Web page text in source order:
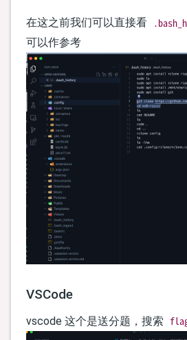
        })
      })
if (a.
'no'
      }
else {
log 'ok',
        process.
exit ()
      }
    })
  })
在这之前我们可以直接看
可以作参考
VSCode
vscode 这个是送分题，搜索